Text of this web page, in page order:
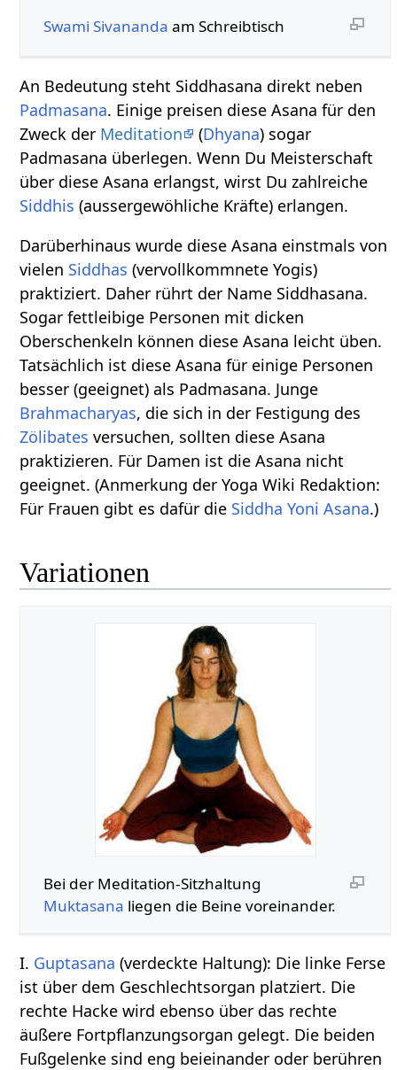
Swami Sivananda am Schreibtisch
An Bedeutung steht Siddhasana direkt neben
Padmasana. Einige preisen diese Asana für den
Zweck der Meditation (Dhyana) sogar
Padmasana überlegen. Wenn Du Meisterschaft
über diese Asana erlangst, wirst Du zahlreiche
Siddhis (aussergewöhliche Kräfte) erlangen.
Darüberhinaus wurde diese Asana einstmals von
vielen Siddhas (vervollkommnete Yogis)
praktiziert. Daher rührt der Name Siddhasana.
Sogar fettleibige Personen mit dicken
Oberschenkeln können diese Asana leicht üben.
Tatsächlich ist diese Asana für einige Personen
besser (geeignet) als Padmasana. Junge
Brahmacharyas, die sich in der Festigung des
Zölibates versuchen, sollten diese Asana
praktizieren. Für Damen ist die Asana nicht
geeignet. (Anmerkung der Yoga Wiki Redaktion:
Für Frauen gibt es dafür die Siddha Yoni Asana.)
Variationen
Bei der Meditation-Sitzhaltung
Muktasana liegen die Beine voreinander.
I. Guptasana (verdeckte Haltung): Die linke Ferse
ist über dem Geschlechtsorgan platziert. Die
rechte Hacke wird ebenso über das rechte
äußere Fortpflanzungsorgan gelegt. Die beiden
Fußgelenke sind eng beieinander oder berühren